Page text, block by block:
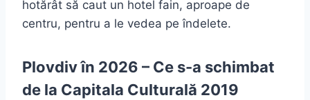
hotărât să caut un hotel fain, aproape de
centru, pentru a le vedea pe îndelete.
Plovdiv în 2026 – Ce s-a schimbat
de la Capitala Culturală 2019